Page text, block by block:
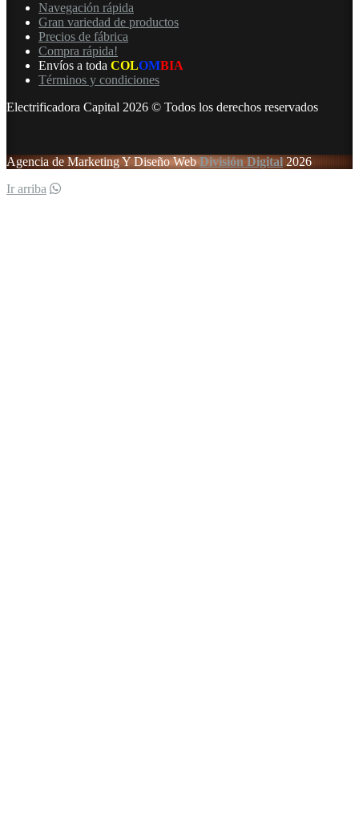
Navegación rápida
Gran variedad de productos
Precios de fábrica
Compra rápida!
Envíos a toda COLOMBIA
Términos y condiciones
Electrificadora Capital 2026 © Todos los derechos reservados
Agencia de Marketing Y Diseño WebDivisión Digital2026
Ir arriba